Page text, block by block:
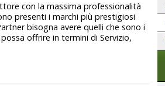
con la massima professionalità
presenti i marchi più prestigiosi
bisogna avere quelli che sono i
offrire in termini di Servizio,